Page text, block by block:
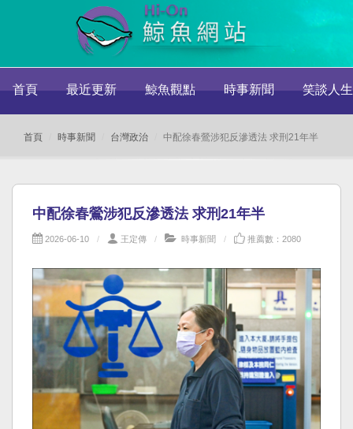
首頁 最近更新 鯨魚觀點 時事新聞 笑談人生
首頁 時事新聞 台灣政治 中配徐春鶯涉犯反滲透法 求刑21年半
中配徐春鶯涉犯反滲透法 求刑21年半
2026-06-10 王定傳 時事新聞 推薦數：2080